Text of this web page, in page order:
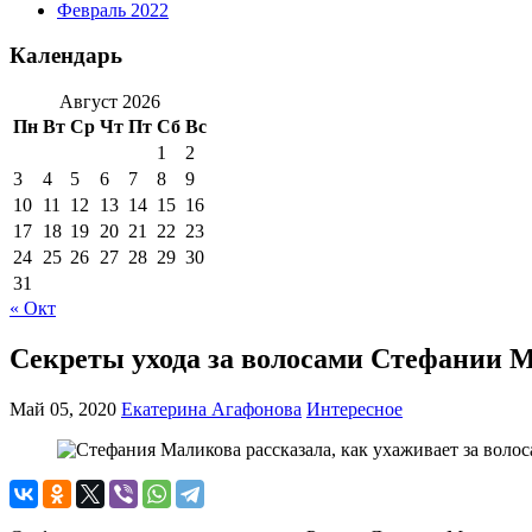
Февраль 2022
Календарь
Август 2026
Пн Вт Ср Чт Пт Сб Вс
1
2
3
4 5 6 7 8
9
10 11 12 13 14 15 16
17 18 19 20 21 22 23
24 25 26 27 28 29 30
31
« Окт
Секреты ухода за волосами Стефании
Май 05, 2020 Екатерина Агафонова Интересное